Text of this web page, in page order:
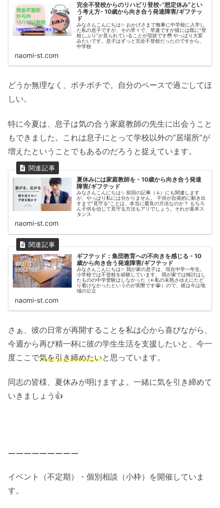
完全不登校からのリハビリ登校-“想定休み”とい
う考え方- 10歳から向き合う発達障害/ギフテッ
ド
みなさんこんにちは✨ おかげさまで無事に中学校に入学し
た私の息子ですが、その早々で、早速ですが彼には既に“登
校しぶり”が見られていることが現状です😳 やっぱり大変
みたいです。息子はずっと完全不登校だったのですから、
中学校
naomi-st.com
どうか無理なく、ボチボチで。自分のペースで過ごしてほ
しい。
特に今夏は、息子は気の合う家庭教師の先生に出会うこと
もできました。これは息子にとって学校以外の“居場所”が
増えたということでもあるのだろうと捉えています。
夏休みには家庭教師を - 10歳から向き合う発達
障害/ギフテッド
みなさんこんにちは✨ 前回の記事（↓）にも関連します
が、やっぱり私には分かりません。 子供が自発的に動き出
すまで“見守る”ことは、本当に最良の方法なのか？ もちろ
ん子供を信じて見守る方法もアリでしょう。それが基本ス
タンス
naomi-st.com
ギフテッド：集団教育への不向きを感じる - 10
歳から向き合う発達障害/ギフテッド
みなさんこんにちは✨ 我が家の息子は、現在中学一年生。
小学校では不登校を経験しています。 我が家では検討はし
たものの中学受験はしなかった（←私の未熟さゆえにたど
り着けなかったというのが実際です😭）ので、彼は今は地
域の公立
naomi-st.com
さぁ、彼の日常が再開することを私は心から喜びながら、
今週から再び精一杯に彼の学生生活を支援したいと、今一
度ここで気を引き締めたいと思っています。
同志の皆様、夏休みが明けますよ。一緒に気を引き締めて
いきましょう👍
ーーーーーーーーー
イベント（不定期）・個別相談（小枠）を開催していま
す。